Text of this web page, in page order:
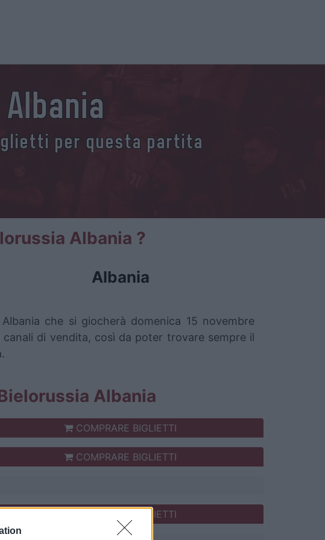
per questa partita
Albania ?
Albania
che si giocherà domenica 15 novembre
di vendita, così da poter trovare sempre il
Albania
COMPRARE BIGLIETTI
COMPRARE BIGLIETTI
COMPRARE BIGLIETTI